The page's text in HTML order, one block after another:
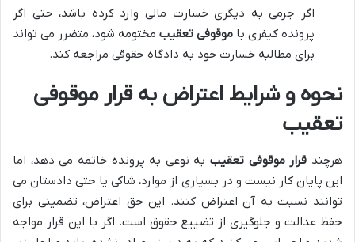
اگر جرمی به دیگری خسارت مالی وارد کرده باشد، حتی اگر
پرونده کیفری با موقوفی تعقیب مختومه شود، متضرر می تواند
برای مطالبه خسارت خود به دادگاه حقوقی مراجعه کند.
نحوه و شرایط اعتراض به قرار موقوفی
تعقیب
هرچند قرار موقوفی تعقیببه نوعی به پرونده خاتمه می دهد، اما
این پایان کار نیست و در بسیاری از موارد، شاکی یا حتی دادستان می
توانند نسبت به آن اعتراض کنند. این حق اعتراض، تضمینی برای
حفظ عدالت و جلوگیری از تضییع حقوق است. اگر با این قرار مواجه